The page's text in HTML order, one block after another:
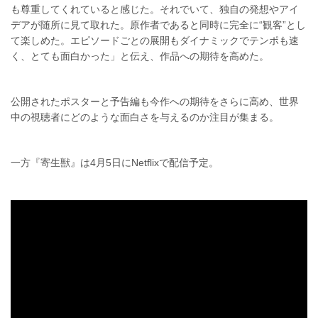
も尊重してくれていると感じた。それでいて、独自の発想やアイ
デアが随所に見て取れた。原作者であると同時に完全に“観客”とし
て楽しめた。エピソードごとの展開もダイナミックでテンポも速
く、とても面白かった」と伝え、作品への期待を高めた。
公開されたポスターと予告編も今作への期待をさらに高め、世界
中の視聴者にどのような面白さを与えるのか注目が集まる。
一方『寄生獣』は4月5日にNetflixで配信予定。